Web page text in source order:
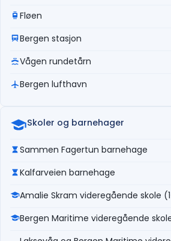
Fløen
Bergen stasjon
Vågen rundetårn
Bergen lufthavn
Skoler og barnehager
Sammen Fagertun barnehage
Kalfarveien barnehage
Amalie Skram videregående skole
Bergen Maritime videregående